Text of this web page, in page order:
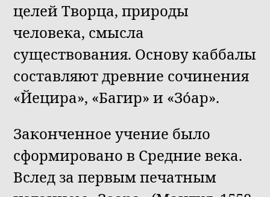
целей Творца, природы
человека, смысла
существования. Основу каббалы
составляют древние сочинения
«Йецира», «Багир» и «Зо́ар».
Законченное учение было
сформировано в Средние века.
Вслед за первым печатным